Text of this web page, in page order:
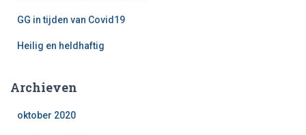
GG in tijden van Covid19
Heilig en heldhaftig
Archieven
oktober 2020